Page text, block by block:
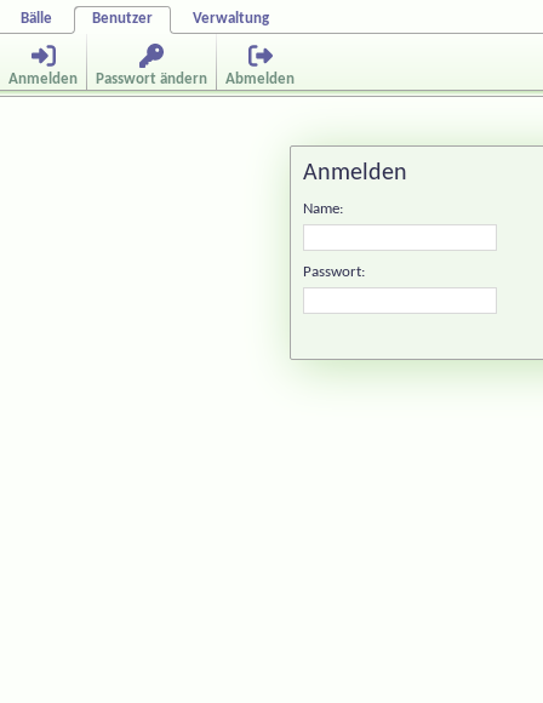
Bälle Benutzer Verwaltung
Anmelden Passwort ändern Abmelden
Anmelden
Name:
Passwort: